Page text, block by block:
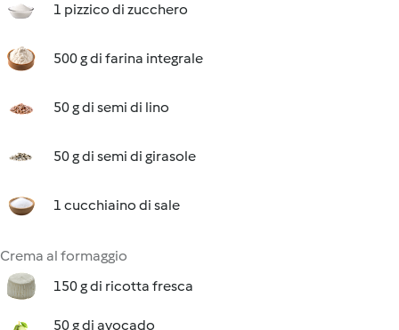
1 pizzico di zucchero
500 g di farina integrale
50 g di semi di lino
50 g di semi di girasole
1 cucchiaino di sale
Crema al formaggio
150 g di ricotta fresca
50 g di avocado